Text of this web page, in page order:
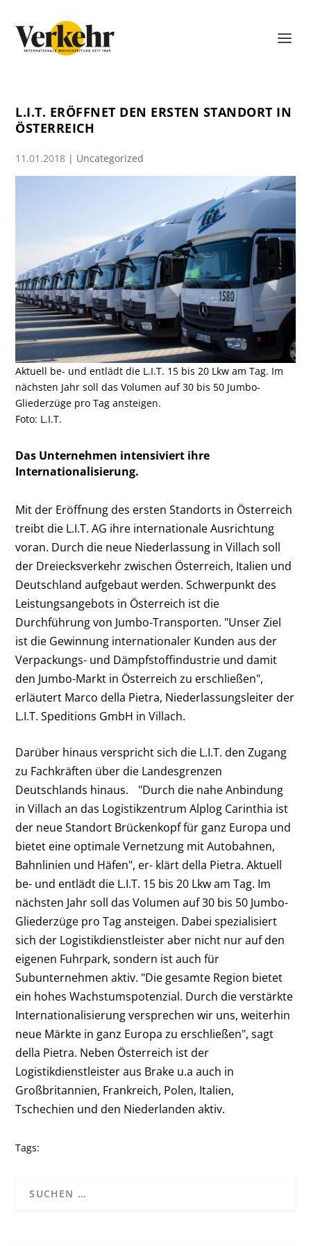
L.I.T. ERÖFFNET DEN ERSTEN STANDORT IN
ÖSTERREICH
11.01.2018 | Uncategorized
Aktuell be- und entlädt die L.I.T. 15 bis 20 Lkw am Tag. Im
nächsten Jahr soll das Volumen auf 30 bis 50 Jumbo-
Gliederzüge pro Tag ansteigen.
Foto: L.I.T.
Das Unternehmen intensiviert ihre
Internationalisierung.
Mit der Eröffnung des ersten Standorts in Österreich
treibt die L.I.T. AG ihre internationale Ausrichtung
voran. Durch die neue Niederlassung in Villach soll
der Dreiecksverkehr zwischen Österreich, Italien und
Deutschland aufgebaut werden. Schwerpunkt des
Leistungsangebots in Österreich ist die
Durchführung von Jumbo-Transporten. "Unser Ziel
ist die Gewinnung internationaler Kunden aus der
Verpackungs- und Dämpfstoffindustrie und damit
den Jumbo-Markt in Österreich zu erschließen",
erläutert Marco della Pietra, Niederlassungsleiter der
L.I.T. Speditions GmbH in Villach.
Darüber hinaus verspricht sich die L.I.T. den Zugang
zu Fachkräften über die Landesgrenzen
Deutschlands hinaus. "Durch die nahe Anbindung
in Villach an das Logistikzentrum Alplog Carinthia ist
der neue Standort Brückenkopf für ganz Europa und
bietet eine optimale Vernetzung mit Autobahnen,
Bahnlinien und Häfen", er- klärt della Pietra. Aktuell
be- und entlädt die L.I.T. 15 bis 20 Lkw am Tag. Im
nächsten Jahr soll das Volumen auf 30 bis 50 Jumbo-
Gliederzüge pro Tag ansteigen. Dabei spezialisiert
sich der Logistikdienstleister aber nicht nur auf den
eigenen Fuhrpark, sondern ist auch für
Subunternehmen aktiv. "Die gesamte Region bietet
ein hohes Wachstumspotenzial. Durch die verstärkte
Internationalisierung versprechen wir uns, weiterhin
neue Märkte in ganz Europa zu erschließen", sagt
della Pietra. Neben Österreich ist der
Logistikdienstleister aus Brake u.a auch in
Großbritannien, Frankreich, Polen, Italien,
Tschechien und den Niederlanden aktiv.
Tags: